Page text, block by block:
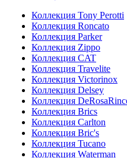
Коллекция Tony Perotti
Коллекция Roncato
Коллекция Parker
Коллекция Zippo
Коллекция CAT
Коллекция Travelite
Коллекция Victorinox
Коллекция Delsey
Коллекция
Коллекция Brics
Коллекция Carlton
Коллекция Bric's
Коллекция Tucano
Коллекция Waterman